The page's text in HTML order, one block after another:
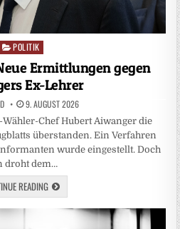
Posted
POLITIK
Ermittlungen gegen
Ex-Lehrer
9. AUGUST 2026
Chef Hubert Aiwanger die
überstanden. Ein Verfahren
wurde eingestellt. Doch
droht dem…
READING